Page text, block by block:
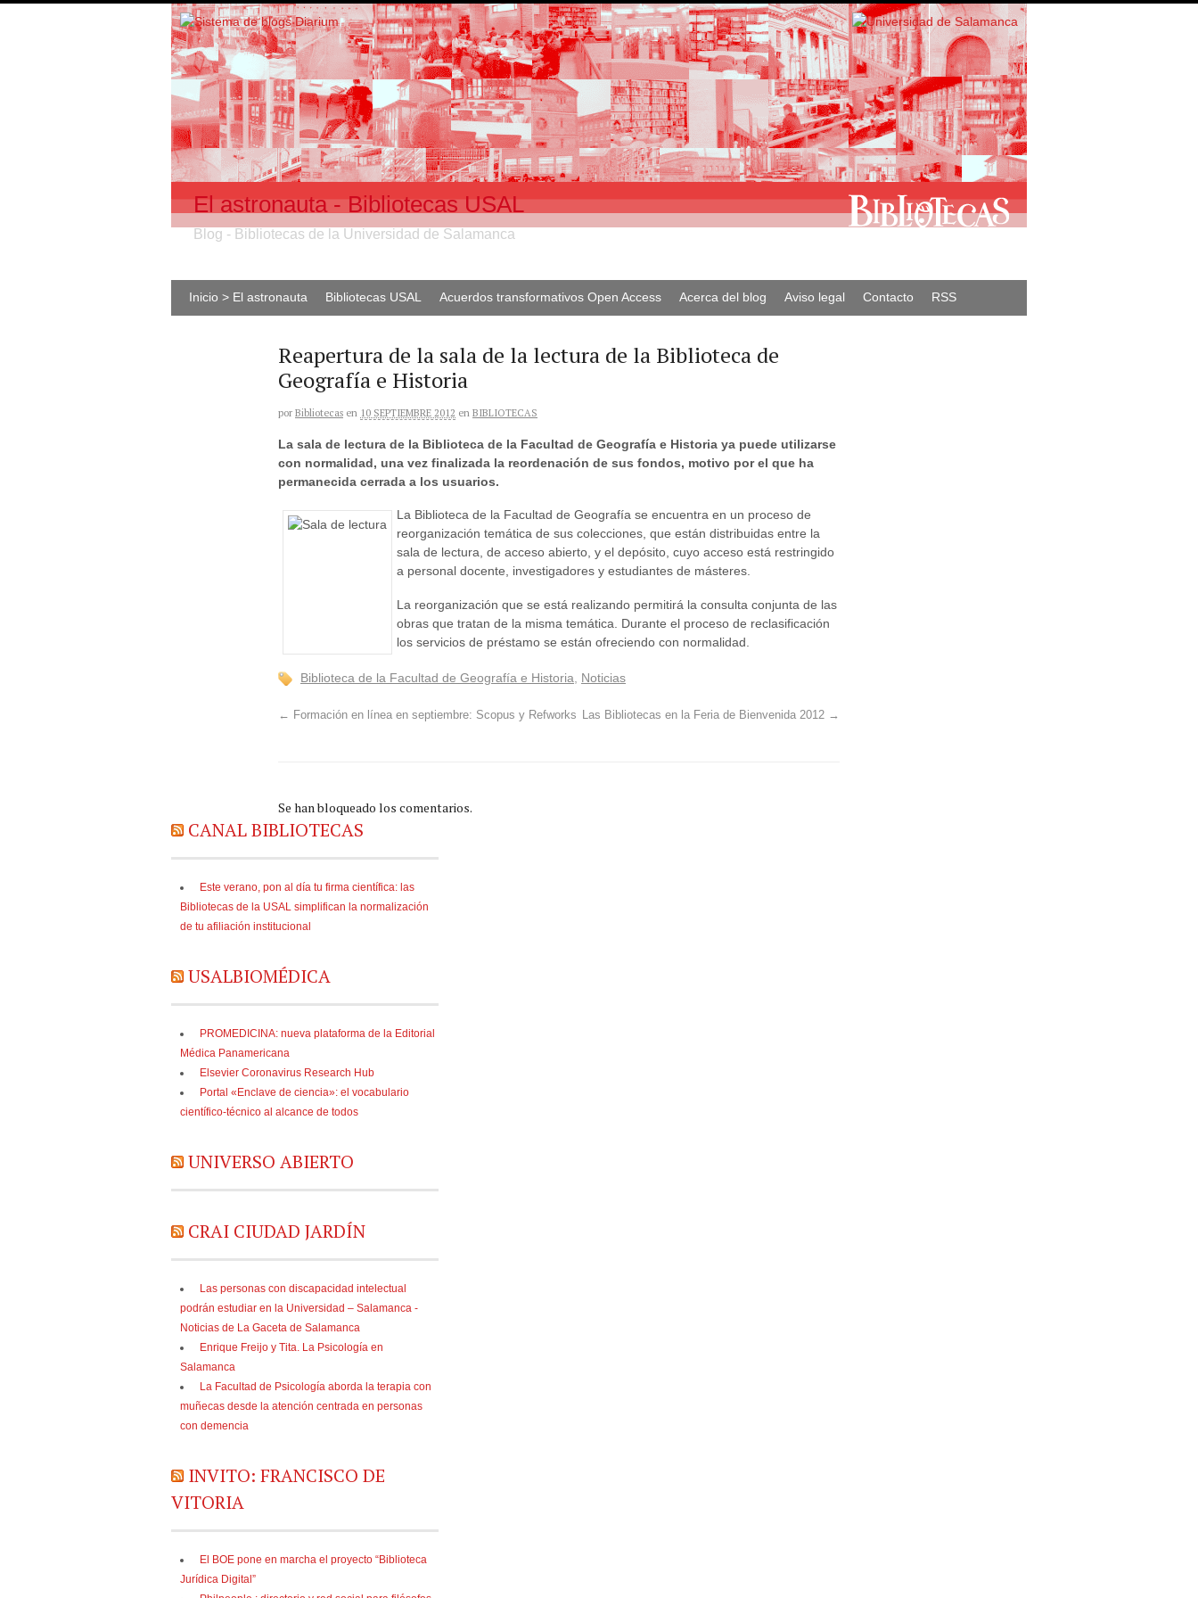
El astronauta - Bibliotecas USAL
Blog - Bibliotecas de la Universidad de Salamanca
Inicio > El astronauta Bibliotecas USAL Acuerdos transformativos Open Access Acerca del blog Aviso legal Contacto RSS
Reapertura de la sala de la lectura de la Biblioteca de
Geografía e Historia
por Bibliotecas en 10 SEPTIEMBRE 2012 en BIBLIOTECAS
La sala de lectura de la Biblioteca de la Facultad de Geografía e Historia ya puede utilizarse
con normalidad, una vez finalizada la reordenación de sus fondos, motivo por el que ha
permanecida cerrada a los usuarios.
La Biblioteca de la Facultad de Geografía se encuentra en un proceso de
reorganización temática de sus colecciones, que están distribuidas entre la
sala de lectura, de acceso abierto, y el depósito, cuyo acceso está restringido
a personal docente, investigadores y estudiantes de másteres.
La reorganización que se está realizando permitirá la consulta conjunta de las
obras que tratan de la misma temática. Durante el proceso de reclasificación
los servicios de préstamo se están ofreciendo con normalidad.
Biblioteca de la Facultad de Geografía e Historia, Noticias
← Formación en línea en septiembre: Scopus y Refworks Las Bibliotecas en la Feria de Bienvenida 2012 →
Se han bloqueado los comentarios.
CANAL BIBLIOTECAS
Este verano, pon al día tu firma científica: las
Bibliotecas de la USAL simplifican la normalización
de tu afiliación institucional
USALBIOMÉDICA
PROMEDICINA: nueva plataforma de la Editorial
Médica Panamericana
Elsevier Coronavirus Research Hub
Portal «Enclave de ciencia»: el vocabulario
científico-técnico al alcance de todos
UNIVERSO ABIERTO
CRAI CIUDAD JARDÍN
Las personas con discapacidad intelectual
podrán estudiar en la Universidad – Salamanca -
Noticias de La Gaceta de Salamanca
Enrique Freijo y Tita. La Psicología en
Salamanca
La Facultad de Psicología aborda la terapia con
muñecas desde la atención centrada en personas
con demencia
INVITO: FRANCISCO DE
VITORIA
El BOE pone en marcha el proyecto “Biblioteca
Jurídica Digital”